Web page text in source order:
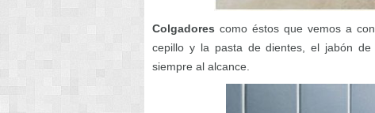
Colgadores como éstos que vemos a
cepillo y la pasta de dientes, el jabón
siempre al alcance.